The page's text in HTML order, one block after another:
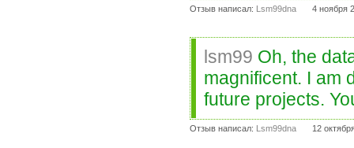
Отзыв написал: Lsm99dna 4 ноября
lsm99 Oh, the
magnificent. I am
future projects.
Отзыв написал: Lsm99dna 12